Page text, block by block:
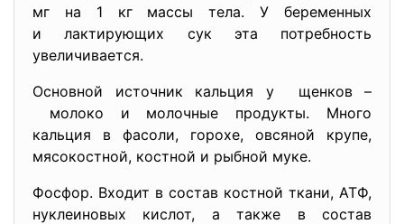
мг на 1 кг массы тела. У беременных
и лактирующих сук эта потребность
увеличивается.
Основной источник кальция у щенков –
молоко и молочные продукты. Много
кальция в фасоли, горохе, овсяной крупе,
мясокостной, костной и рыбной муке.
Фосфор. Входит в состав костной ткани, АТФ,
нуклеиновых кислот, а также в состав